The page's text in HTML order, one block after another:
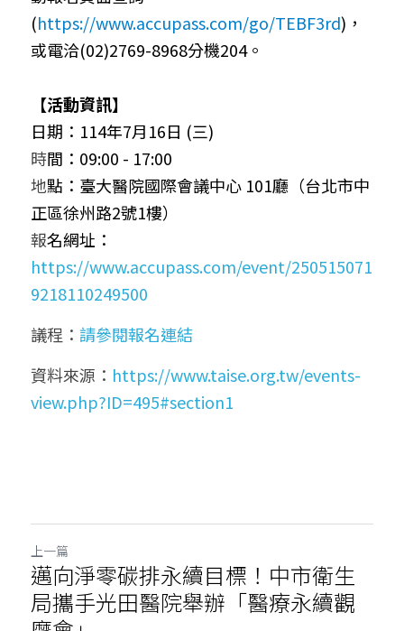
(https://www.accupass.com/go/TEBF3rd)，
或電洽(02)2769-8968分機204。
【活動資訊】
日期：114年7月16日 (三)
時間：09:00 - 17:00
地點：臺大醫院國際會議中心 101廳（台北市中
正區徐州路2號1樓）
報名網址：
https://www.accupass.com/event/250515071
9218110249500
議程： 請參閱報名連結
資料來源： https://www.taise.org.tw/events-
view.php?ID=495#section1
上一篇
邁向淨零碳排永續目標！中市衛生
局攜手光田醫院舉辦「醫療永續觀